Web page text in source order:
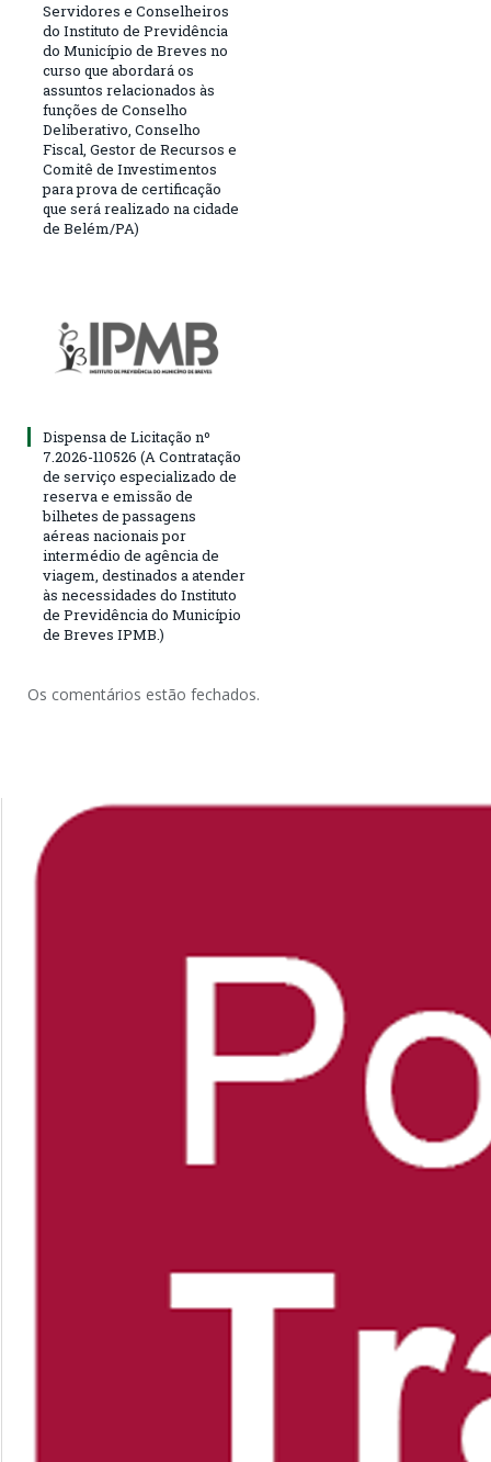
Servidores e Conselheiros
do Instituto de Previdência
do Município de Breves no
curso que abordará os
assuntos relacionados às
funções de Conselho
Deliberativo, Conselho
Fiscal, Gestor de Recursos e
Comitê de Investimentos
para prova de certificação
que será realizado na cidade
de Belém/PA)
Dispensa de Licitação nº
7.2026-110526 (A Contratação
de serviço especializado de
reserva e emissão de
bilhetes de passagens
aéreas nacionais por
intermédio de agência de
viagem, destinados a atender
às necessidades do Instituto
de Previdência do Município
de Breves IPMB.)
Os comentários estão fechados.